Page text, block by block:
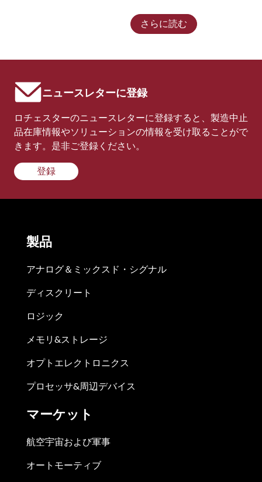
さらに読む
ニュースレターに登録
ロチェスターのニュースレターに登録すると、製造中止
品在庫情報やソリューションの情報を受け取ることがで
きます。是非ご登録ください。
登録
製品
アナログ＆ミックスド・シグナル
ディスクリート
ロジック
メモリ&ストレージ
オプトエレクトロニクス
プロセッサ&周辺デバイス
マーケット
航空宇宙および軍事
オートモーティブ